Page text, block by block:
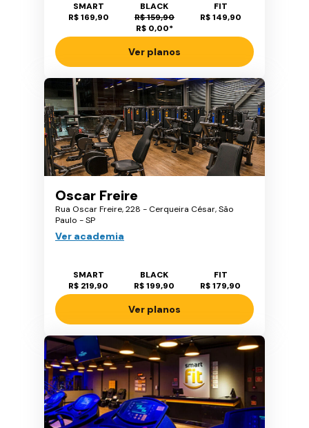
SMART
R$ 169,90
BLACK
R$ 159,90
R$ 0,00*
FIT
R$ 149,90
Ver planos
Oscar Freire
Rua Oscar Freire, 228 - Cerqueira César, São
Paulo - SP
Ver academia
SMART
R$ 219,90
BLACK
R$ 199,90
FIT
R$ 179,90
Ver planos